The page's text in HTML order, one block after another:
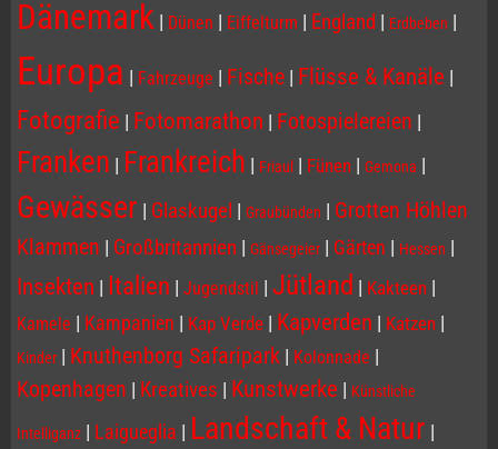
Dänemark | Dünen | Eiffelturm | England | Erdbeben |
Europa | Fahrzeuge | Fische | Flüsse & Kanäle |
Fotografie | Fotomarathon | Fotospielereien |
Franken | Frankreich | Friaul | Fünen | Gemona |
Gewässer | Glaskugel | Graubünden | Grotten Höhlen
Klammen | Großbritannien | Gänsegeier | Gärten | Hessen |
Insekten | Italien | Jugendstil | Jütland | Kakteen |
Kamele | Kampanien | Kap Verde | Kapverden | Katzen |
Kinder | Knuthenborg Safaripark | Kolonnade |
Kopenhagen | Kreatives | Kunstwerke | Künstliche
Intelliganz | Laigueglia | Landschaft & Natur |